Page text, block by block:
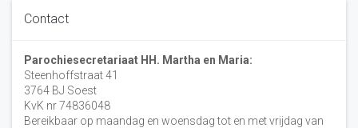
Contact
Parochiesecretariaat HH. Martha en Maria:
Steenhoffstraat 41
3764 BJ Soest
KvK nr 74836048
Bereikbaar op maandag en woensdag tot en met vrijdag van